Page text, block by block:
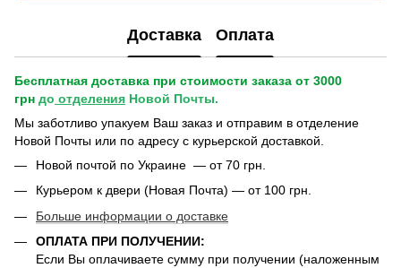
Доставка Оплата
Бесплатная доставка при стоимости заказа от 3000
грн до отделения Новой Почты.
Мы заботливо упакуем Ваш заказ и отправим в отделение
Новой Почты или по адресу с курьерской доставкой.
Новой почтой по Украине — от 70 грн.
Курьером к двери (Новая Почта) — от 100 грн.
Больше информации о доставке
ОПЛАТА ПРИ ПОЛУЧЕНИИ:
Если Вы оплачиваете сумму при получении (наложенным